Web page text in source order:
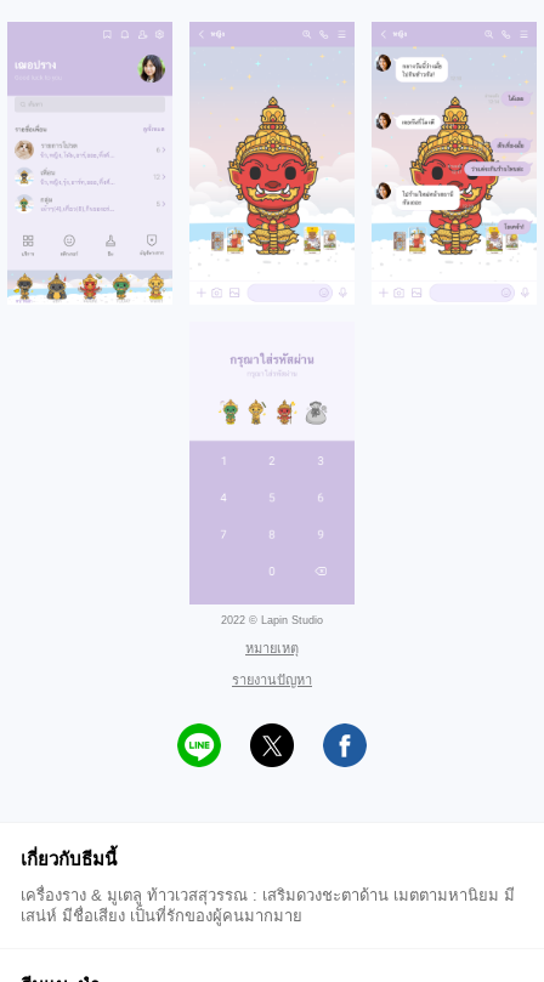
2022 © Lapin Studio
หมายเหตุ
รายงานปัญหา
เกี่ยวกับธีมนี้
เครื่องราง & มูเตลู ท้าวเวสสุวรรณ : เสริมดวงชะตาด้าน เมตตามหานิยม มี
เสน่ห์ มีชื่อเสียง เป็นที่รักของผู้คนมากมาย